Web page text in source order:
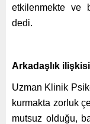
etkilenmekte ve
dedi.
Arkadaşlık
Uzman Klinik
kurmakta zorluk
mutsuz olduğu,